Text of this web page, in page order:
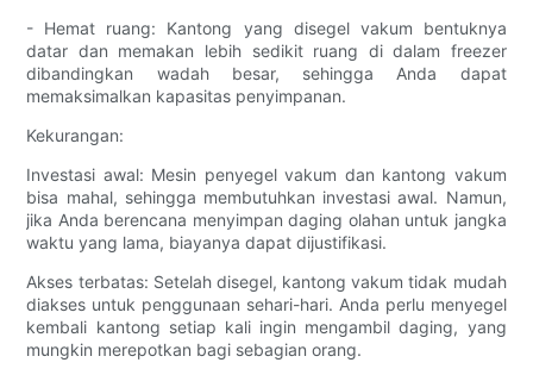
- Hemat ruang: Kantong yang disegel vakum bentuknya
datar dan memakan lebih sedikit ruang di dalam freezer
dibandingkan wadah besar, sehingga Anda dapat
memaksimalkan kapasitas penyimpanan.
Kekurangan:
Investasi awal: Mesin penyegel vakum dan kantong vakum
bisa mahal, sehingga membutuhkan investasi awal. Namun,
jika Anda berencana menyimpan daging olahan untuk jangka
waktu yang lama, biayanya dapat dijustifikasi.
Akses terbatas: Setelah disegel, kantong vakum tidak mudah
diakses untuk penggunaan sehari-hari. Anda perlu menyegel
kembali kantong setiap kali ingin mengambil daging, yang
mungkin merepotkan bagi sebagian orang.